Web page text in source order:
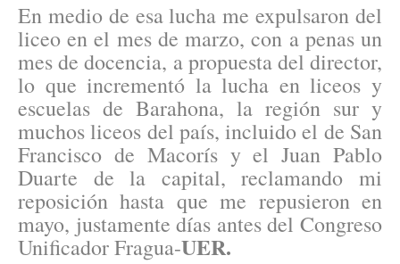
En medio de esa lucha me expulsaron del
liceo en el mes de marzo, con a penas un
mes de docencia, a propuesta del director,
lo que incrementó la lucha en liceos y
escuelas de Barahona, la región sur y
muchos liceos del país, incluido el de San
Francisco de Macorís y el Juan Pablo
Duarte de la capital, reclamando mi
reposición hasta que me repusieron en
mayo, justamente días antes del Congreso
Unificador Fragua-UER.